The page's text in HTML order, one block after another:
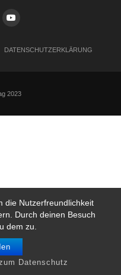
die Nutzerfreundlichkeit
Durch deinen Besuch
dem zu.
Datenschutz
DATENSCHUTZERKLÄRUNG
2023